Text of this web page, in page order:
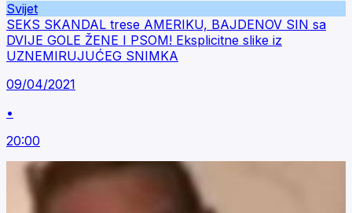
Svijet
SEKS SKANDAL trese AMERIKU, BAJDENOV SIN sa
DVIJE GOLE ŽENE I PSOM! Eksplicitne slike iz
UZNEMIRUJUĆEG SNIMKA
09/04/2021
•
20:00